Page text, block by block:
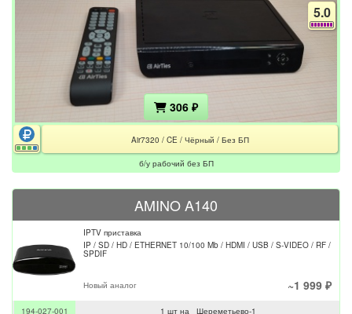
5.0
306 ₽
Air7320 / CE / Чёрный / Без БП
б/у рабочий без БП
AMINO A140
IPTV приставка
IP / SD / HD / ETHERNET 10/100 Mb / HDMI / USB / S-VIDEO / RF /
SPDIF
Новый аналог ~1 999 ₽
194-027-001 1 шт на _Шереметьево-1